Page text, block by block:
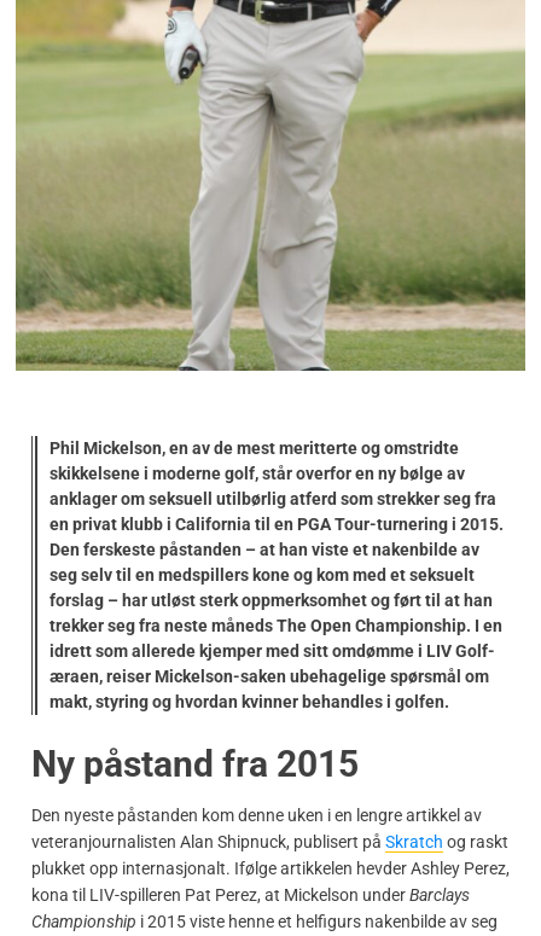
Phil Mickelson, en av de mest meritterte og omstridte
skikkelsene i moderne golf, står overfor en ny bølge av
anklager om seksuell utilbørlig atferd som strekker seg fra
en privat klubb i California til en PGA Tour-turnering i 2015.
Den ferskeste påstanden – at han viste et nakenbilde av
seg selv til en medspillers kone og kom med et seksuelt
forslag – har utløst sterk oppmerksomhet og ført til at han
trekker seg fra neste månedsThe Open Championship. I en
idrett som allerede kjemper med sitt omdømme i LIV Golf-
æraen, reiser Mickelson-saken ubehagelige spørsmål om
makt, styring og hvordan kvinner behandles i golfen.
Ny påstand fra 2015
Den nyeste påstanden kom denne uken i en lengre artikkel av
veteranjournalisten Alan Shipnuck, publisert på Skratch og raskt
plukket opp internasjonalt. Ifølge artikkelen hevder Ashley Perez,
kona til LIV-spilleren Pat Perez, at Mickelson underBarclays
Championship i 2015 viste henne et helfigurs nakenbilde av seg